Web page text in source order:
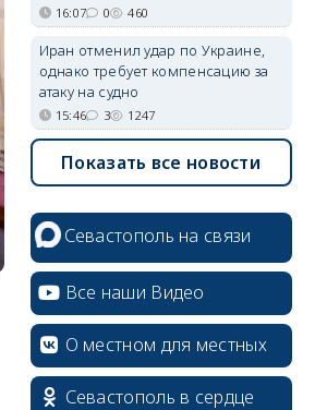
16:07 0 460
Иран отменил удар по Украине,
однако требует компенсацию за
атаку на судно
15:46 3 1247
Показать все новости
Севастополь на связи
Все наши Видео
О местном для местных
Севастополь в сердце